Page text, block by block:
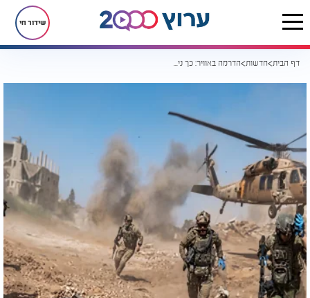
שידור חי
דף הבית חדשות הדרמה באוויר: כך ניצלו הלוחמים מאסון כבד בלבנון